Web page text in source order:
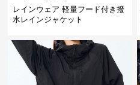
レインウェア 軽量フード付き撥
水レインジャケット